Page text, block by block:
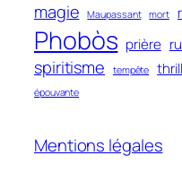
magie Maupassant mort
Phobòs prière
spiritisme tempête
épouvante
Mentions légales